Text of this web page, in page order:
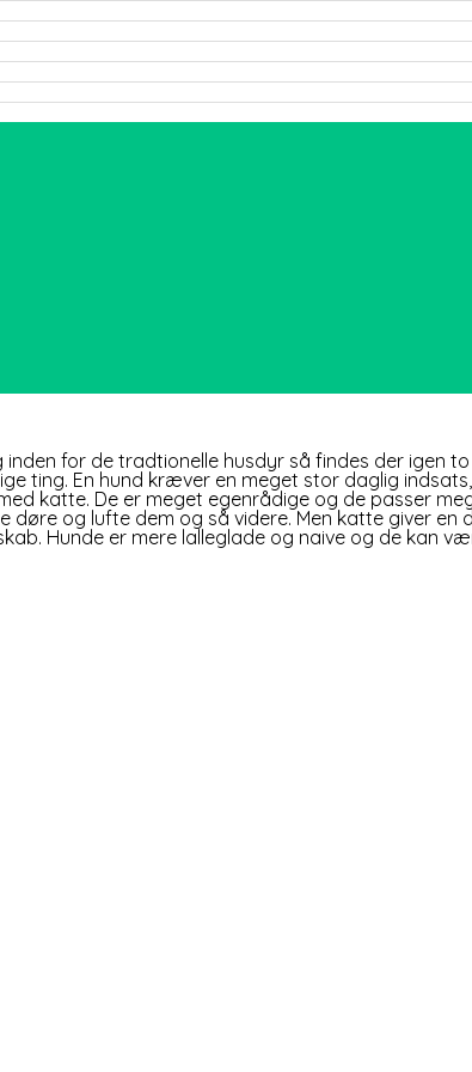
for de tradtionelle husdyr så findes der igen
ting. En hund kræver en meget stor daglig
katte. De er meget egenrådige og de passer
og lufte dem og så videre. Men katte giver en
Hunde er mere lalleglade og naive og de kan